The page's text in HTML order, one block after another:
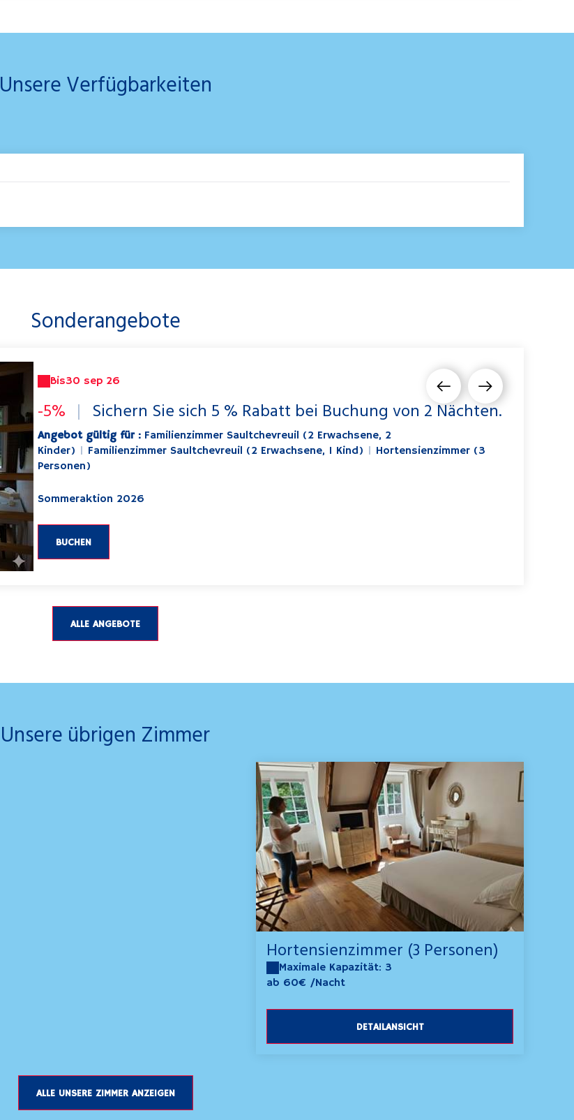
Unsere Verfügbarkeiten
Sonderangebote
Bis30 sep 26
-5% | Sichern Sie sich 5 % Rabatt bei Buchung von 2 Nächten.
Angebot gültig für : Familienzimmer Saultchevreuil (2 Erwachsene, 2
Kinder) | Familienzimmer Saultchevreuil (2 Erwachsene, 1 Kind) | Hortensienzimmer (3
Personen)
Sommeraktion 2026
BUCHEN
ALLE ANGEBOTE
Unsere übrigen Zimmer
Hortensienzimmer (3 Personen)
Maximale Kapazität: 3
ab 60€ /Nacht
DETAILANSICHT
ALLE UNSERE ZIMMER ANZEIGEN